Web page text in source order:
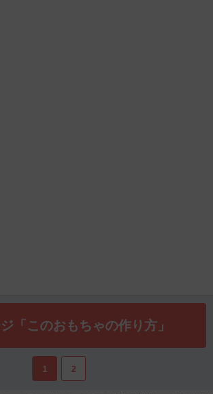
「このおもちゃの作り方」
1 2